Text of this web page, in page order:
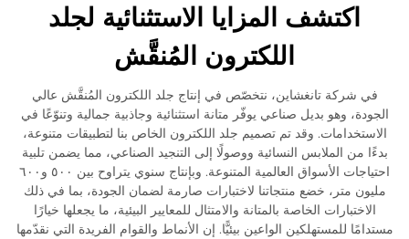
اكتشف المزايا الاستثنائية لجلد
اللكترون المُنقَّش
في شركة تانغشاين، نتخصّص في إنتاج جلد اللكترون المُنقَّش عالي
الجودة، وهو بديل صناعي يوفّر متانة استثنائية وجاذبية جمالية وتنوّعًا في
الاستخدامات. وقد تم تصميم جلد اللكترون الخاص بنا لتطبيقات متنوعة،
بدءًا من الملابس النسائية ووصولًا إلى التنجيد الصناعي، مما يضمن تلبية
احتياجات الأسواق العالمية المتنوعة. وبإنتاج سنوي يتراوح بين ٥٠٠ و٦٠٠
مليون متر، خضع منتجاتنا لاختبارات صارمة لضمان الجودة، بما في ذلك
الاختبارات الخاصة بالمتانة والامتثال للمعايير البيئية، ما يجعلها خيارًا
مستدامًا للمستهلكين الواعين بيئيًّا. إن الأنماط والقوام الفريدة التي نقدّمها